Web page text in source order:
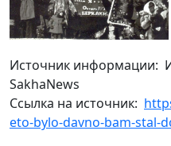
Источник информации:
SakhaNews
Ссылка на источник:
eto-bylo-davno-bam-stal-